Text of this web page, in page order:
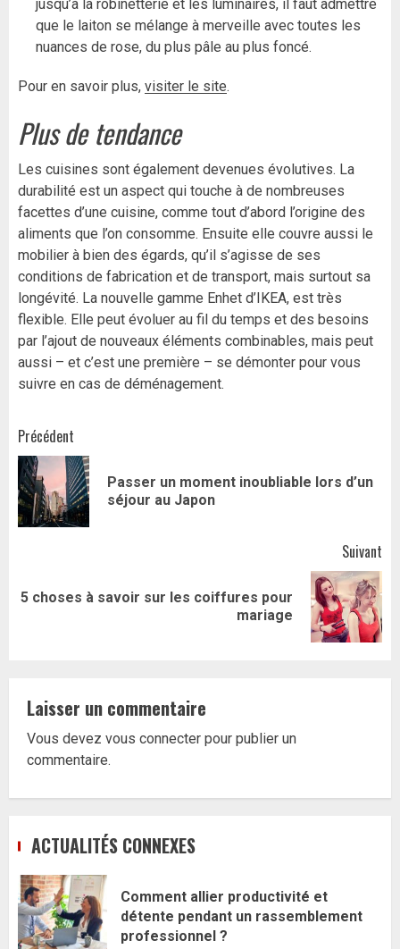
jusqu’à la robinetterie et les luminaires, il faut admettre
que le laiton se mélange à merveille avec toutes les
nuances de rose, du plus pâle au plus foncé.
Pour en savoir plus, visiter le site.
Plus de tendance
Les cuisines sont également devenues évolutives. La
durabilité est un aspect qui touche à de nombreuses
facettes d’une cuisine, comme tout d’abord l’origine des
aliments que l’on consomme. Ensuite elle couvre aussi le
mobilier à bien des égards, qu’il s’agisse de ses
conditions de fabrication et de transport, mais surtout sa
longévité. La nouvelle gamme Enhet d’IKEA, est très
flexible. Elle peut évoluer au fil du temps et des besoins
par l’ajout de nouveaux éléments combinables, mais peut
aussi – et c’est une première – se démonter pour vous
suivre en cas de déménagement.
Navigation
d’article
Précédent
Passer un moment inoubliable lors d’un
séjour au Japon
Suivant
Article
5 choses à savoir sur les coiffures pour
mariage
Laisser un commentaire
Vous devez vous connecter pour publier un
commentaire.
ACTUALITÉS CONNEXES
Comment allier productivité et
détente pendant un rassemblement
professionnel ?